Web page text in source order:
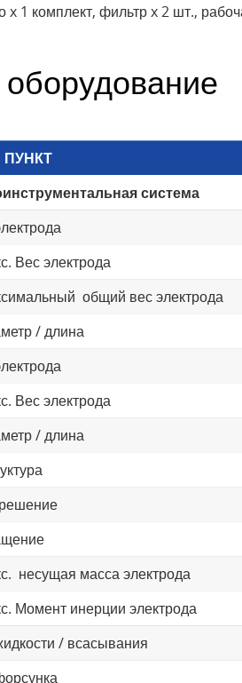
x 1 комплект, фильтр x 2 шт.,
ПУНКТ
система
Вес электрода
общий вес электрода
/ длина
Вес электрода
/ длина
несущая масса электрода
Момент инерции электрода
/ всасывания